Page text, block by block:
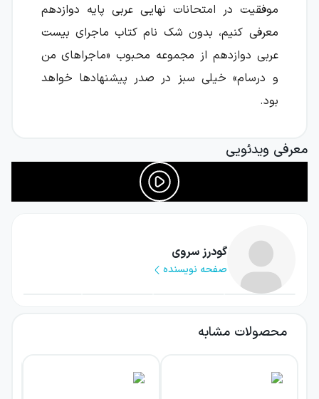
موفقیت در امتحانات نهایی عربی پایه دوازدهم
معرفی کنیم، بدون شک نام کتاب ماجرای بیست
عربی دوازدهم از مجموعه محبوب «ماجراهای من
و درسام» خیلی سبز در صدر پیشنهادها خواهد
بود.
خلق کرده‌اند که نه فقط آموزش عربی، بلکه تضمین
نمره ۲۰ را هدف قرار داده است. این کتاب با
نگاهی آموزشی، امتحانی طراحی شده و می‌کوشد
دهد تا عربی از یک درس سخت به یک نقطه قوت
تبدیل شود.
جنانیبه نگارش درآمده، با هدف اصلی آموزش
نهایی عربی تالیف شده است.
معرفی ویدئویی
گودرز سروی
صفحه نویسنده
محصولات مشابه